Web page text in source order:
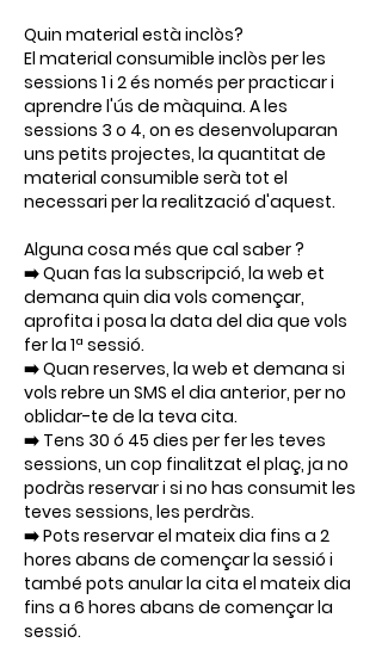
Quin material està inclòs?
El material consumible inclòs per les
sessions 1 i 2 és només per practicar i
aprendre l'ús de màquina. A les
sessions 3 o 4, on es desenvoluparan
uns petits projectes, la quantitat de
material consumible serà tot el
necessari per la realització d'aquest.
Alguna cosa més que cal saber ?
➡️ Quan fas la subscripció, la web et
demana quin dia vols començar,
aprofita i posa la data del dia que vols
fer la 1ª sessió.
➡️ Quan reserves, la web et demana si
vols rebre un SMS el dia anterior, per no
oblidar-te de la teva cita.
➡️ Tens 30 ó 45 dies per fer les teves
sessions, un cop finalitzat el plaç, ja no
podràs reservar i si no has consumit les
teves sessions, les perdràs.
➡️ Pots reservar el mateix dia fins a 2
hores abans de començar la sessió i
també pots anular la cita el mateix dia
fins a 6 hores abans de començar la